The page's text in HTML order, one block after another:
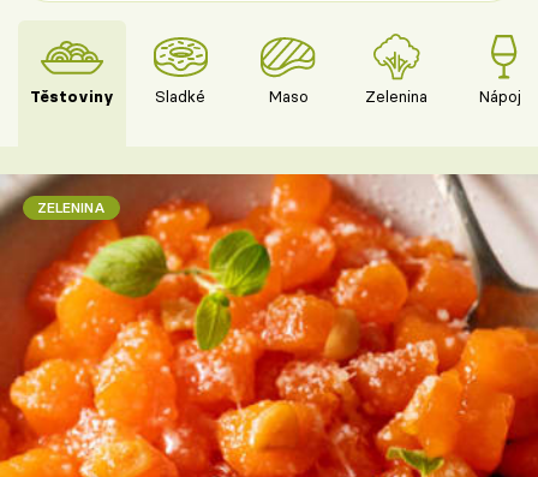
Těstoviny Sladké Maso Zelenina Nápoje
ZELENINA